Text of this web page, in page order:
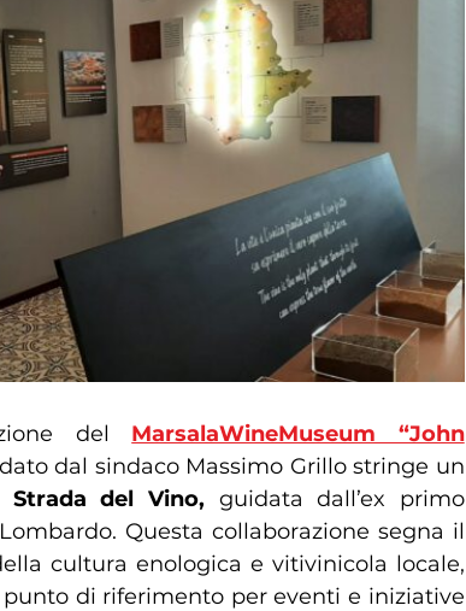
del MarsalaWineMuseum “John
dal sindaco Massimo Grillo stringe un
Strada del Vino, guidata dall’ex primo
Questa collaborazione segna il
cultura enologica e vitivinicola locale,
di riferimento per eventi e iniziative